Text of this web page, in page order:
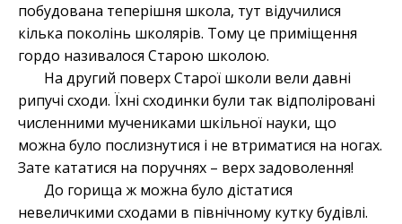
побудована теперішня школа, тут відучилися
кілька поколінь школярів. Тому це приміщення
гордо називалося Старою школою.
На другий поверх Старої школи вели давні
рипучі сходи. Їхні сходинки були так відполіровані
численними мучениками шкільної науки, що
можна було послизнутися і не втриматися на ногах.
Зате кататися на поручнях – верх задоволення!
До горища ж можна було дістатися
невеличкими сходами в північному кутку будівлі.